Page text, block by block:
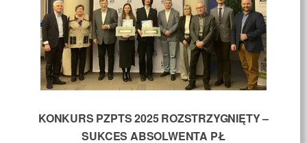
KONKURS PZPTS 2025 ROZSTRZYGNIĘTY –
SUKCES ABSOLWENTA PŁ